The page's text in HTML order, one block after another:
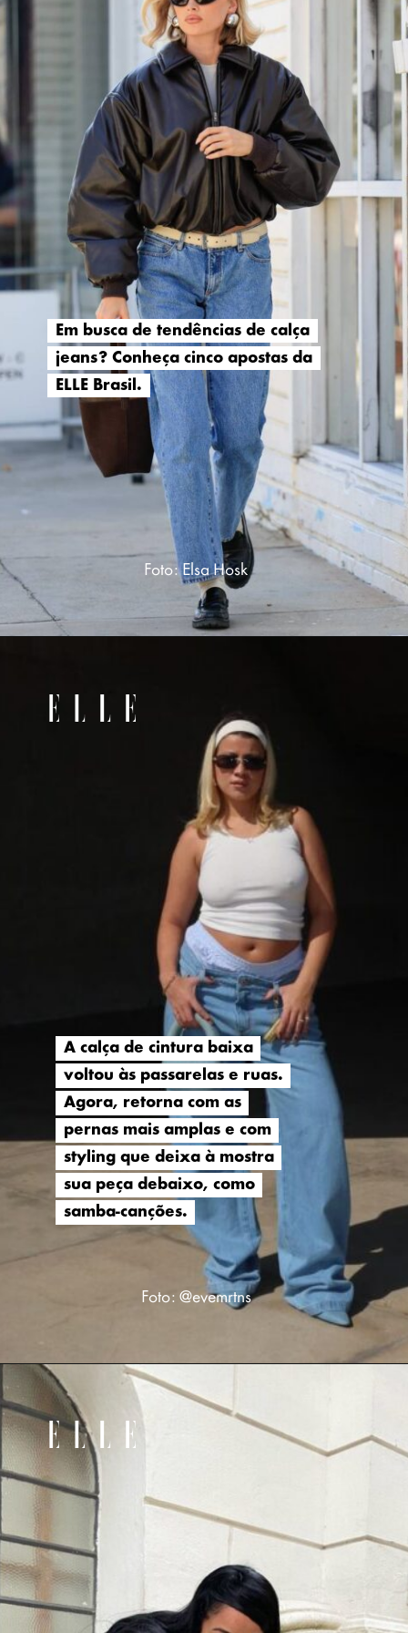
Em busca de tendências de calça
jeans? Conheça cinco apostas da
ELLE Brasil.
Em busca de tendências de calça
jeans? Conheça cinco apostas da
ELLE Brasil.
Foto: Elsa Hosk
A calça de cintura baixa
voltou às passarelas e ruas.
Agora, retorna com as
pernas mais amplas e com
styling que deixa à mostra
sua peça debaixo, como
samba-canções.
A calça de cintura baixa
voltou às passarelas e ruas.
Agora, retorna com as
pernas mais amplas e com
styling que deixa à mostra
sua peça debaixo, como
samba-canções.
Foto: @evemrtns